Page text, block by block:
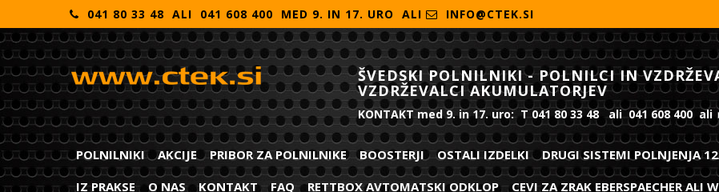
041 80 33 48 ALI 041 608 400 MED 9. IN 17. URO ALI INFO@CTEK.SI
ŠVEDSKI POLNILNIKI - POLNILCI IN
VZDRŽEVALCI AKUMULATORJEV
KONTAKT med 9. in 17. uro: T 041 80 33 48 ali 041 608 400
POLNILNIKI AKCIJE PRIBOR ZA POLNILNIKE BOOSTERJI OSTALI IZDELKI DRUGI SISTEMI POLNJENJA
IZ PRAKSE
O NAS KONTAKT FAQ RETTBOX AVTOMATSKI ODKLOP CEVI ZA ZRAK EBERSPAECHER ALI